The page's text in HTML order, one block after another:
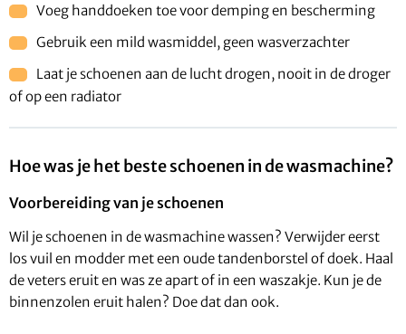
Voeg handdoeken toe voor demping en bescherming
Gebruik een mild wasmiddel, geen wasverzachter
Laat je schoenen aan de lucht drogen, nooit in de droger
of op een radiator
Hoe was je het beste schoenen in de wasmachine?
Voorbereiding van je schoenen
Wil je schoenen in de wasmachine wassen? Verwijder eerst
los vuil en modder met een oude tandenborstel of doek. Haal
de veters eruit en was ze apart of in een waszakje. Kun je de
binnenzolen eruit halen? Doe dat dan ook.